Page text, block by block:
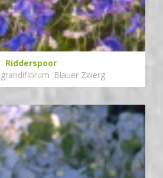
Ridderspoor
'Blauer Zwerg'